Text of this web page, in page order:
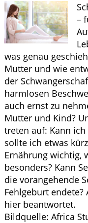
ELTERN UND KIND
–
was genau
Mutter und wie
der
harmlosen
auch ernst zu
Mutter und Kind?
treten auf: Kann
sollte ich etwas
Ernährung wichtig,
besonders? Kann
die vorangehende
Fehlgeburt endete?
hier beantwortet.
Bildquelle: Africa